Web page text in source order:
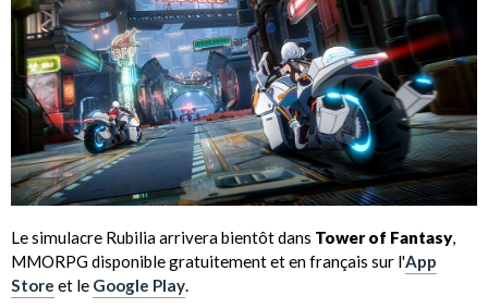
Le simulacre Rubilia arrivera bientôt dans Tower of Fantasy,
MMORPG disponible gratuitement et en français sur l'App
Store et le Google Play.